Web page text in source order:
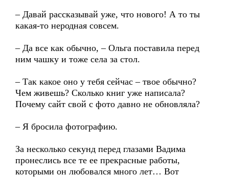
– Давай рассказывай уже, что нового! А то ты
какая-то неродная совсем.
– Да все как обычно, – Ольга поставила перед
ним чашку и тоже села за стол.
– Так какое оно у тебя сейчас – твое обычно?
Чем живешь? Сколько книг уже написала?
Почему сайт свой с фото давно не обновляла?
– Я бросила фотографию.
За несколько секунд перед глазами Вадима
пронеслись все те ее прекрасные работы,
которыми он любовался много лет… Вот